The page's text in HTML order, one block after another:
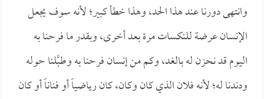
وانتهى دورنا عند هذا الحد، وهذا خطأ كبير؛ لأنه سوف يجعل
الإنسان عرضة للنكسات مرة بعد أخرى، وبقدر ما فرحنا به
اليوم قد نحزن له بالغد، وكم من إنسان فرحنا به وطبَّلنا حوله
ودندنا له؛ لأنه فلان الذي كان وكان، كان رياضياً أو فناناً أو كان